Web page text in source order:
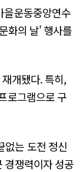
을운동중앙연수
화의 날' 행사를
개됐다. 특히,
로그램으로 구
없는 도전 정신
경쟁력이자 성공